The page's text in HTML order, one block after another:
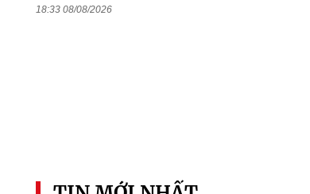
18:33 08/08/2026